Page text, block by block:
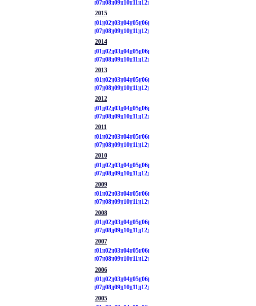
07 08 09 10 11
12
2015
01
02 03 04 05 06
07 08 09 10 11
12
2014
01
02 03 04 05 06
07 08 09 10 11
12
2013
01
02 03 04 05 06
07 08 09 10 11
12
2012
01
02 03 04 05 06
07 08 09 10 11
12
2011
01
02 03 04 05 06
07 08 09 10 11
12
2010
01
02 03 04 05 06
07 08 09 10 11
12
2009
01
02 03 04 05 06
07 08 09 10 11
12
2008
01
02 03 04 05 06
07 08 09 10 11
12
2007
01
02 03 04 05 06
07 08 09 10 11
12
2006
01
02 03 04 05 06
07 08 09 10 11
12
2005